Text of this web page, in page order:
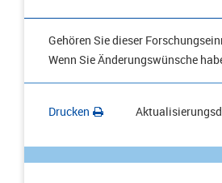
Gehören Sie dieser
Wenn Sie Änderungswünsche
Drucken